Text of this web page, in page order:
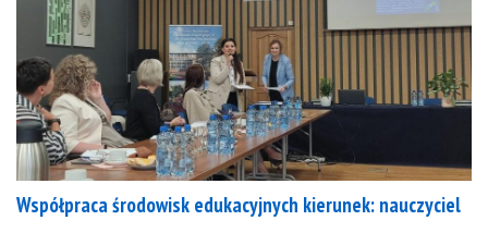
Współpraca środowisk edukacyjnych kierunek: nauczyciel